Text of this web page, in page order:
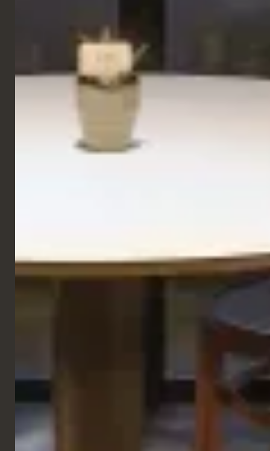
RESTAURANT
Aleph Hotel | Sky Blu